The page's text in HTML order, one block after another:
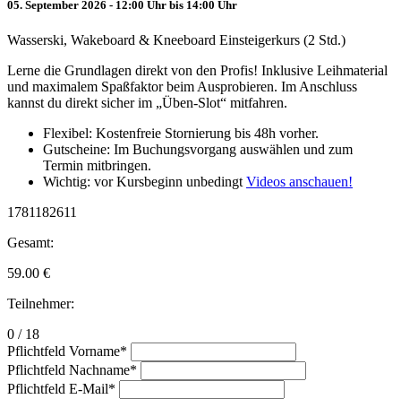
05. September 2026 - 12:00 Uhr bis 14:00 Uhr
Wasserski, Wakeboard & Kneeboard Einsteigerkurs (2 Std.)
Lerne die Grundlagen direkt von den Profis! Inklusive Leihmaterial
und maximalem Spaßfaktor beim Ausprobieren. Im Anschluss
kannst du direkt sicher im „Üben-Slot“ mitfahren.
Flexibel: Kostenfreie Stornierung bis 48h vorher.
Gutscheine: Im Buchungsvorgang auswählen und zum
Termin mitbringen.
Wichtig: vor Kursbeginn unbedingt Videos anschauen!
1781182611
Gesamt:
59.00 €
Teilnehmer:
0 / 18
Pflichtfeld Vorname*
Pflichtfeld Nachname*
Pflichtfeld E-Mail*